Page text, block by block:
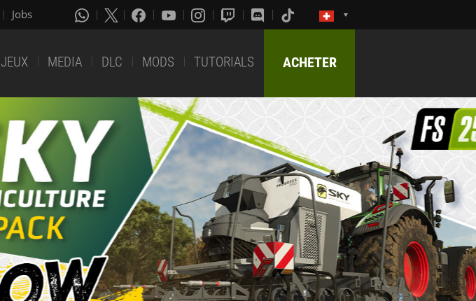
Jobs
JEUX MEDIA DLC MODS TUTORIALS ACHETER